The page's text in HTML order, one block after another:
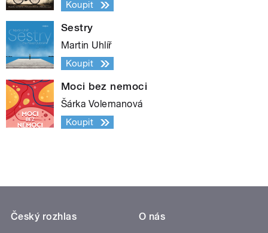
Koupit
Sestry
Martin Uhlíř
Koupit
Moci bez nemoci
Šárka Volemanová
Koupit
Český rozhlas
O nás